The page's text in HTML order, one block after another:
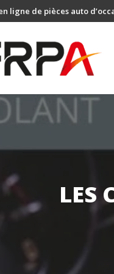
ligne de pièces auto
LES